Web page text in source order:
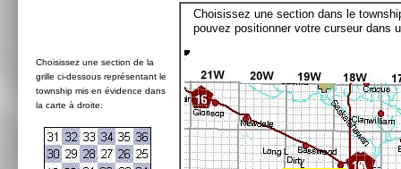
Choisissez une section de la
grille ci-dessous représentant le
township mis en évidence dans
la carte à droite:
Choisissez une section dans le
pouvez positionner votre curseur dans